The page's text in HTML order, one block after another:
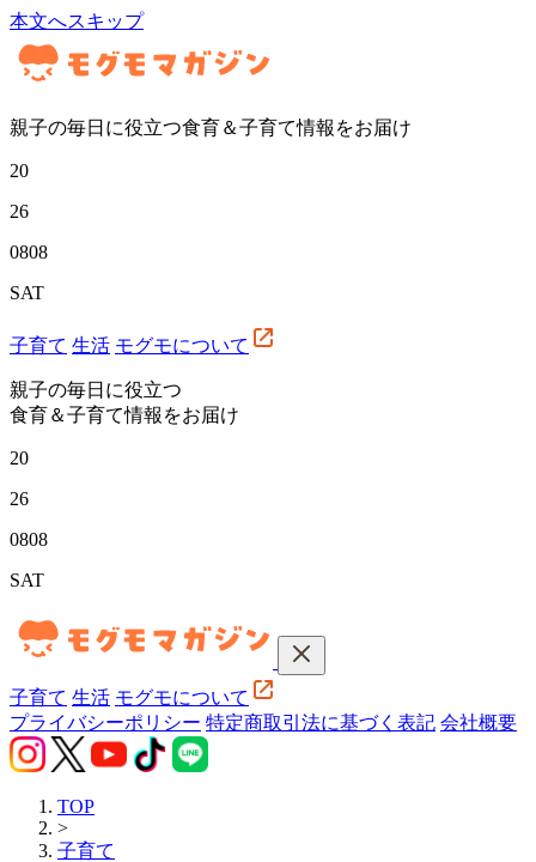
本文へスキップ
親子の毎日に役立つ食育＆子育て情報をお届け
20
26
0808
SAT
子育て 生活 モグモについて
親子の毎日に役立つ
食育＆子育て情報をお届け
20
26
0808
SAT
子育て 生活 モグモについて
プライバシーポリシー 特定商取引法に基づく表記 会社概要
TOP
>
子育て